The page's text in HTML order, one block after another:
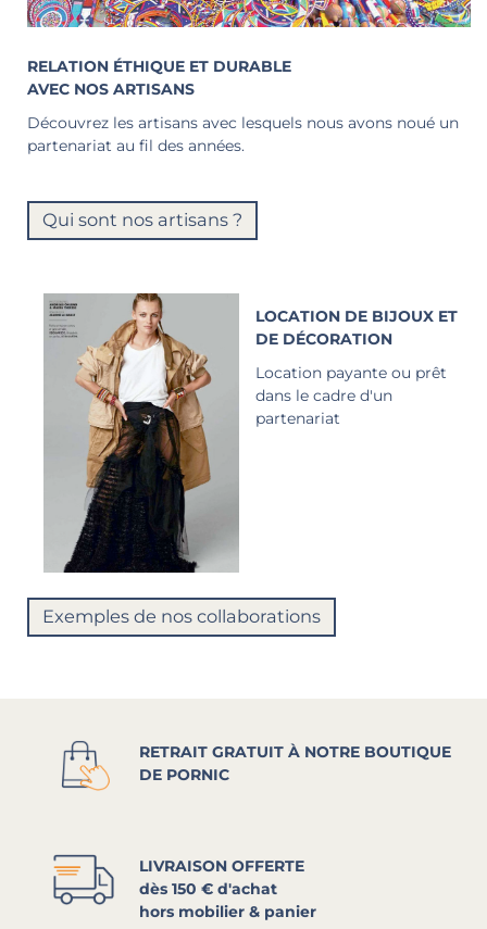
RELATION ÉTHIQUE ET DURABLE
AVEC NOS ARTISANS
Découvrez les artisans avec lesquels nous avons noué un
partenariat au fil des années.
Qui sont nos artisans ?
LOCATION DE BIJOUX ET
DE DÉCORATION
Location payante ou prêt
dans le cadre d'un
partenariat
Exemples de nos collaborations
RETRAIT GRATUIT À NOTRE BOUTIQUE
DE PORNIC
LIVRAISON OFFERTE
dès 150 € d'achat
hors mobilier & panier